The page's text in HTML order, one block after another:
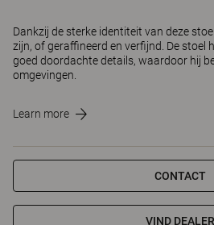
Dankzij de sterke identiteit van deze
zijn, of geraffineerd en verfijnd. De stoel
goed doordachte details, waardoor hij
omgevingen.
Learn more
CONTACT
VIND DEALER